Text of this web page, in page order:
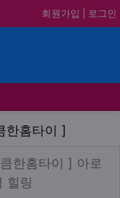
회원가입 로그인
타이 [
한홈타이 ]
타이
한홈타이 ] 아로
힐링